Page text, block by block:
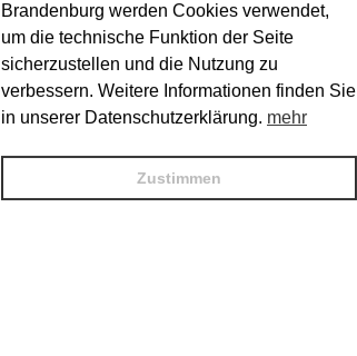
Brandenburg werden Cookies verwendet,
um die technische Funktion der Seite
sicherzustellen und die Nutzung zu
verbessern. Weitere Informationen finden Sie
in unserer Datenschutzerklärung. mehr
Zustimmen